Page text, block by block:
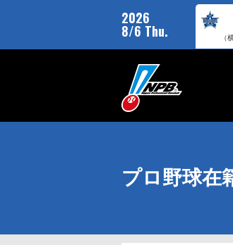
2026
8/6 Thu. （
プロ野球在